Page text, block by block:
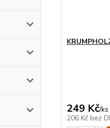
249 Kč/ks
206 Kč bez